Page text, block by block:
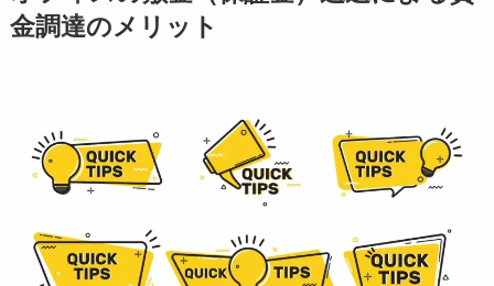
金調達のメリット